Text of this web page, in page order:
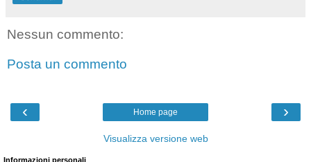
Nessun commento:
Posta un commento
‹ ›
Home page
Visualizza versione web
Informazioni personali